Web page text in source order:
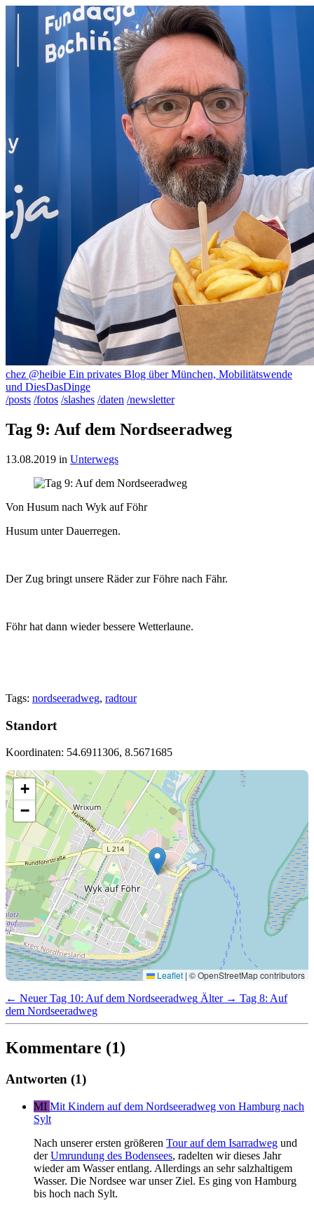
chez @heibie Ein privates Blog über München, Mobilitätswende
und DiesDasDinge
/posts /fotos /slashes /daten /newsletter
Tag 9: Auf dem Nordseeradweg
13.08.2019 in Unterwegs
Von Husum nach Wyk auf Föhr
Husum unter Dauerregen.
Der Zug bringt unsere Räder zur Föhre nach Fähr.
Föhr hat dann wieder bessere Wetterlaune.
Tags: nordseeradweg, radtour
Standort
Koordinaten: 54.6911306, 8.5671685
+
−
Leaflet | © OpenStreetMap contributors
← Neuer Tag 10: Auf dem Nordseeradweg Älter → Tag 8: Auf
dem Nordseeradweg
Kommentare (1)
Antworten (1)
MI Mit Kindern auf dem Nordseeradweg von Hamburg nach
Sylt
Nach unserer ersten größeren Tour auf dem Isarradweg und
derUmrundung des Bodensees, radelten wir dieses Jahr
wieder am Wasser entlang. Allerdings an sehr salzhaltigem
Wasser. Die Nordsee war unser Ziel. Es ging von Hamburg
bis hoch nach Sylt.